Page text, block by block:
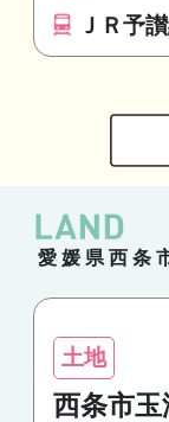
ＪＲ予
愛媛県西条
土地
西条市玉